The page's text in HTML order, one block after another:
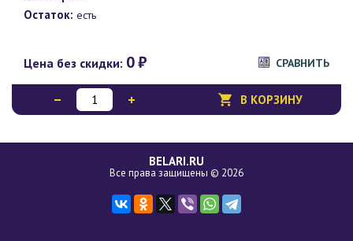
Остаток: есть
Цена без скидки: 0₽ СРАВНИТЬ
В КОРЗИНУ
BELARI.RU
Все права защищены © 2026